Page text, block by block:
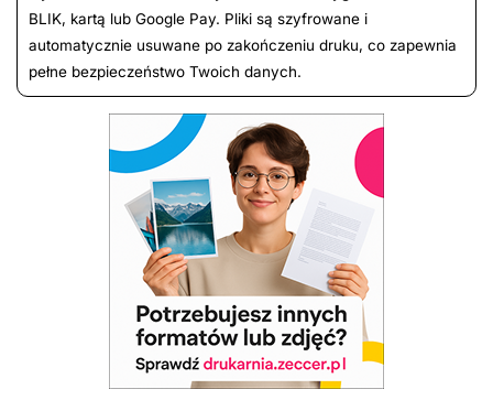
BLIK, kartą lub Google Pay. Pliki są szyfrowane i
automatycznie usuwane po zakończeniu druku, co zapewnia
pełne bezpieczeństwo Twoich danych.